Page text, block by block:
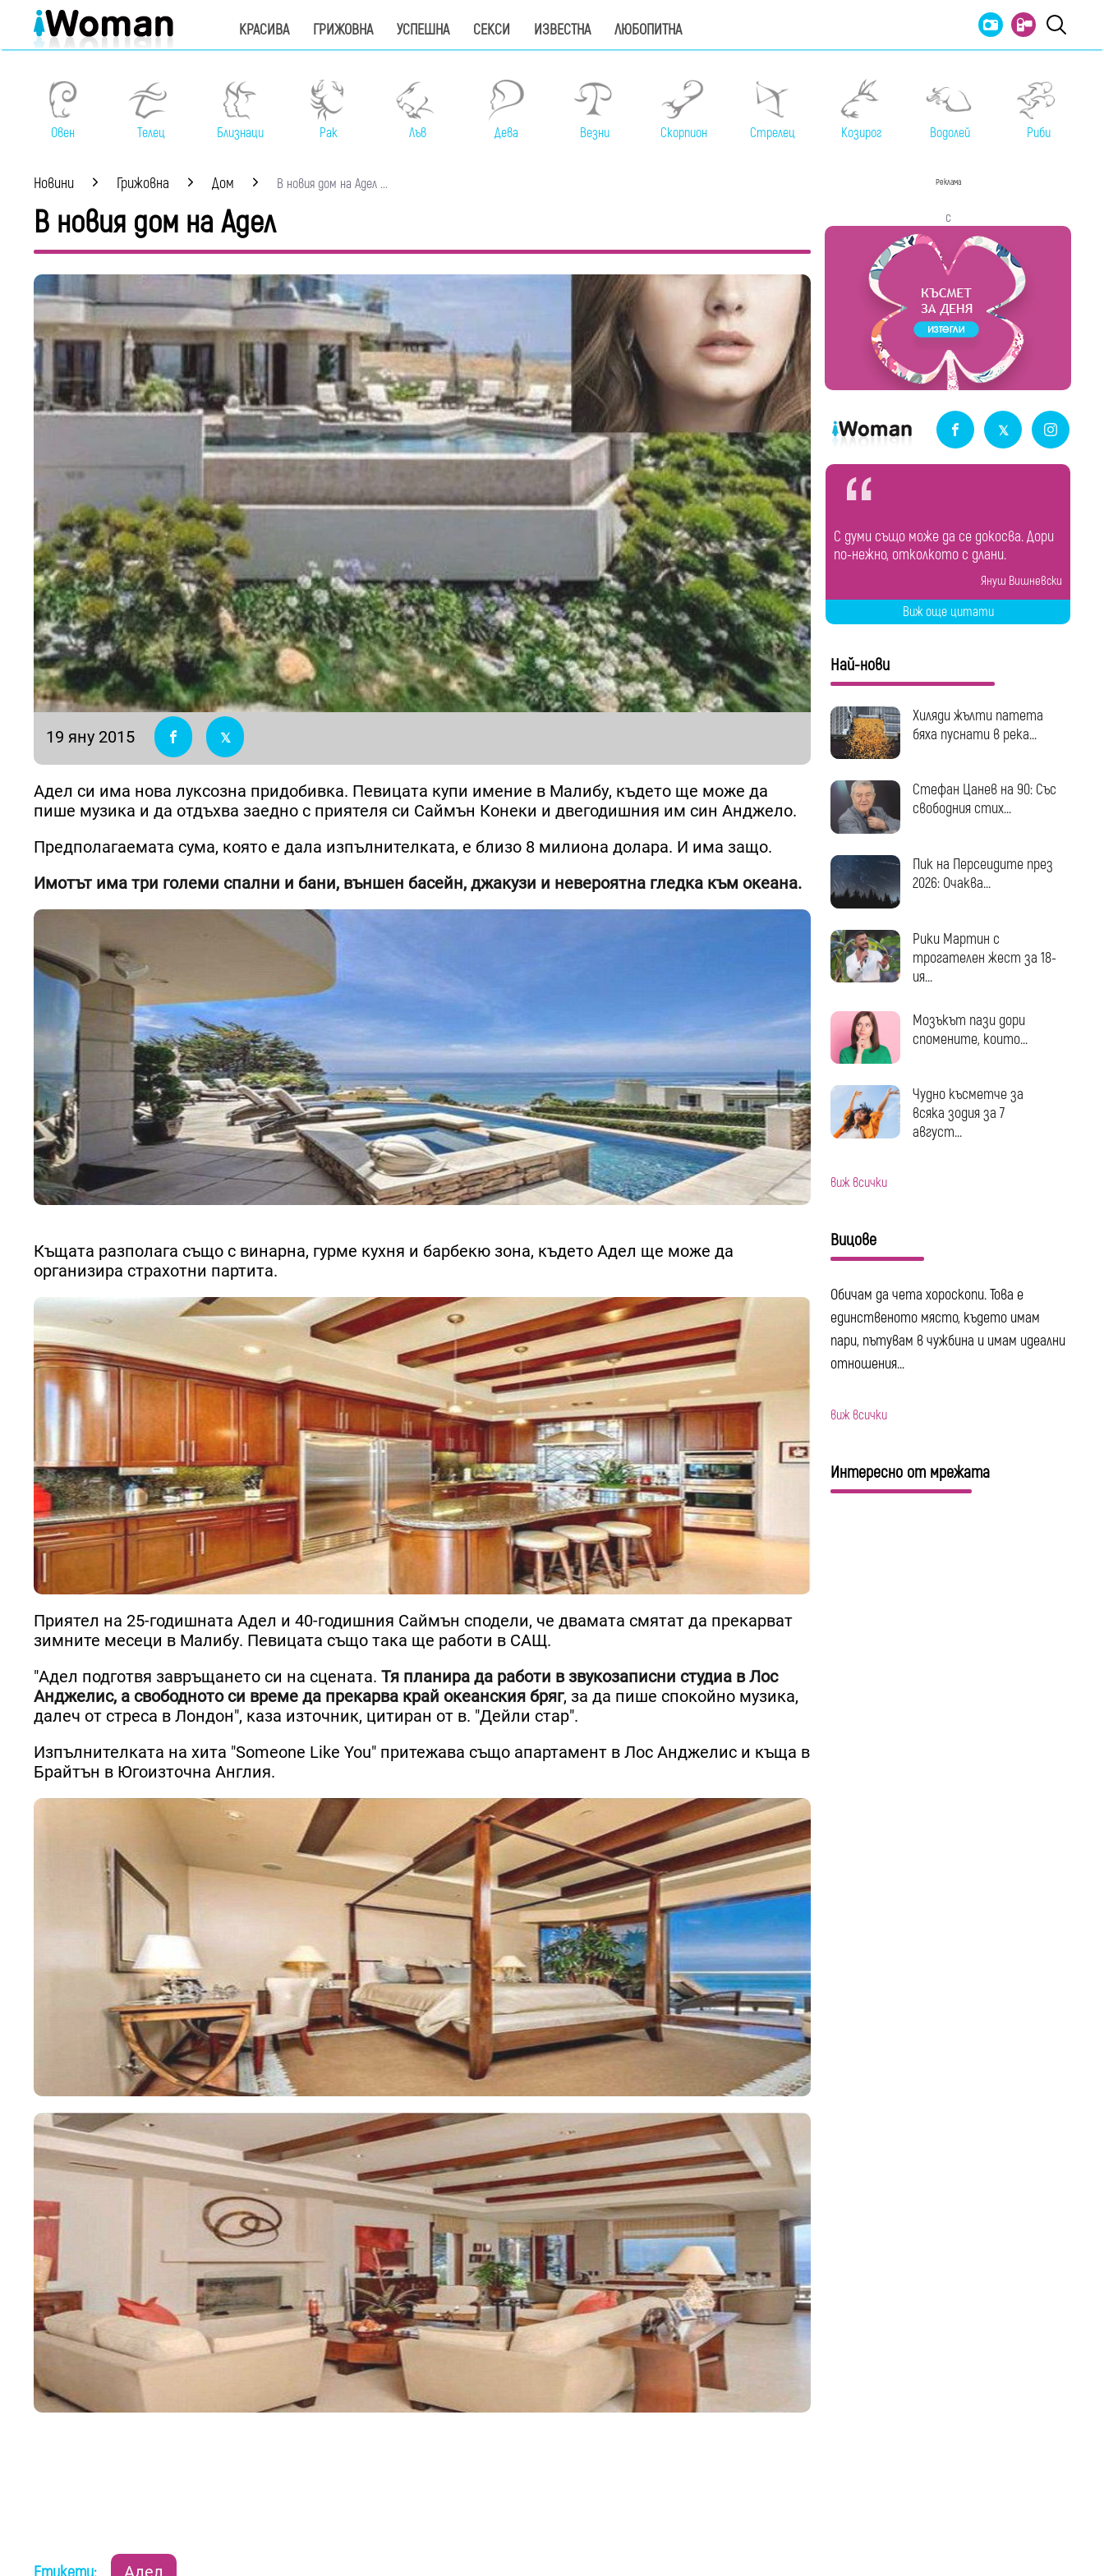
КРАСИВА ГРИЖОВНА УСПЕШНА СЕКСИ ИЗВЕСТНА ЛЮБОПИТНА
Овен Телец Близнаци Рак Лъв Дева Везни Скорпион Стрелец Козирог Водолей Риби
Новини Грижовна Дом В новия дом на Адел ...
В новия дом на Адел
19 яну 2015
Адел си има нова луксозна придобивка. Певицата купи имение в Малибу, където ще може да
пише музика и да отдъхва заедно с приятеля си Саймън Конеки и двегодишния им син Анджело.
Предполагаемата сума, която е дала изпълнителката, е близо 8 милиона долара. И има защо.
Имотът има три големи спални и бани, външен басейн, джакузи и невероятна гледка към океана.
Къщата разполага също с винарна, гурме кухня и барбекю зона, където Адел ще може да
организира страхотни партита.
Приятел на 25-годишната Адел и 40-годишния Саймън сподели, че двамата смятат да прекарват
зимните месеци в Малибу. Певицата също така ще работи в САЩ.
"Адел подготвя завръщането си на сцената. Тя планира да работи в звукозаписни студиа в Лос
Анджелис, а свободното си време да прекарва край океанския бряг, за да пише спокойно музика,
далеч от стреса в Лондон", каза източник, цитиран от в. "Дейли стар".
Изпълнителката на хита "Someone Like You" притежава също апартамент в Лос Анджелис и къща в
Брайтън в Югоизточна Англия.
Адел
Реклама
с
С думи също може да се докосва. Дори
по-нежно, отколкото с длани.
Януш Вишневски
Виж още цитати
Най-нови
Хиляди жълти патета
бяха пуснати в река...
Стефан Цанев на 90: Със
свободния стих...
Пик на Персеидите през
2026: Очаква...
Рики Мартин с
трогателен жест за 18-
ия...
Мозъкът пази дори
спомените, които...
Чудно късметче за
всяка зодия за 7
август...
виж всички
Вицове
Обичам да чета хороскопи. Това е
единственото място, където имам
пари, пътувам в чужбина и имам идеални
отношения...
виж всички
Интересно от мрежата